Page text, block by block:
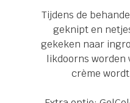
Tijdens de
geknipt en
gekeken naar
likdoorns worden
crème